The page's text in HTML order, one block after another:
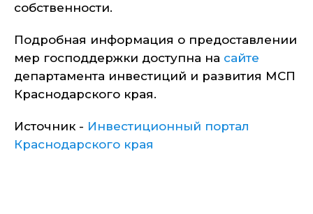
собственности.
Подробная информация о предоставлении
мер господдержки доступна на сайте
департамента инвестиций и развития МСП
Краснодарского края.
Источник - Инвестиционный портал
Краснодарского края